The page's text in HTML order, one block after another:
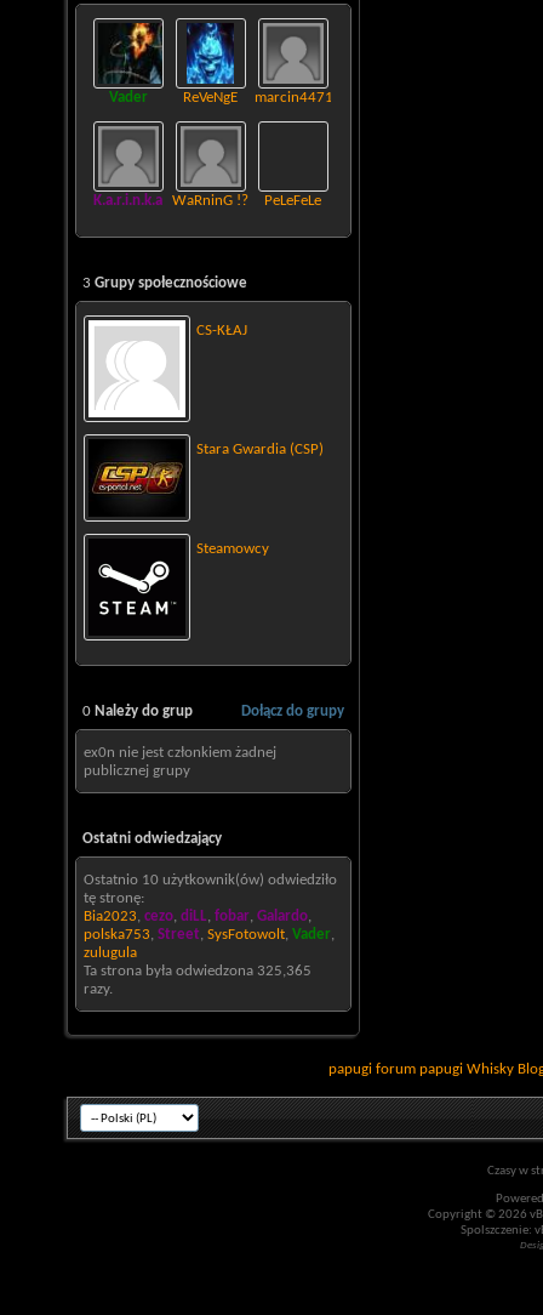
Vader ReVeNgE marcin4471
K.a.r.i.n.k.a WaRninG !? PeLeFeLe
3 Grupy społecznościowe
CS-KŁAJ
Stara Gwardia (CSP)
Steamowcy
Dołącz do grupy
0 Należy do grup
ex0n nie jest członkiem żadnej
publicznej grupy
Ostatni odwiedzający
Ostatnio 10 użytkownik(ów) odwiedziło
tę stronę:
Bia2023, cezo, diLL, fobar, Galardo,
polska753, Street, SysFotowolt, Vader,
zulugula
Ta strona była odwiedzona 325,365
razy.
papugi forum papugi Whisky
Czasy w
Copyright © 2026
Spolszczenie: